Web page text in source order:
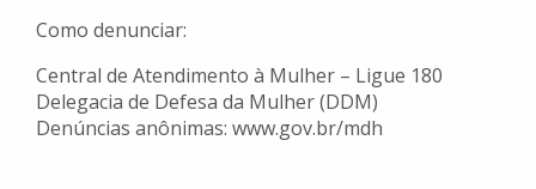
Como denunciar:
Central de Atendimento à Mulher – Ligue 180
Delegacia de Defesa da Mulher (DDM)
Denúncias anônimas: www.gov.br/mdh